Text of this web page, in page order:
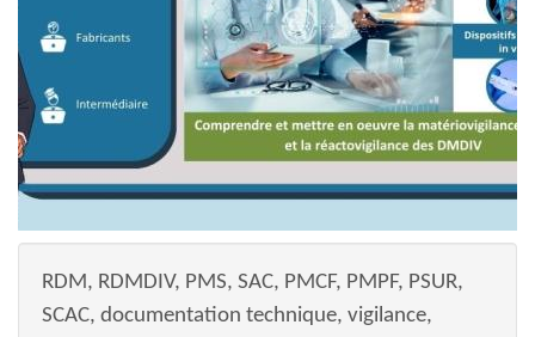
RDM, RDMDIV, PMS, SAC, PMCF, PMPF, PSUR,
SCAC, documentation technique, vigilance,